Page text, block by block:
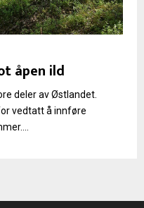
åpen ild
deler av Østlandet.
vedtatt å innføre